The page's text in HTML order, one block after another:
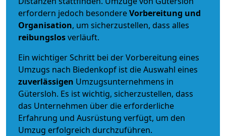
erfordern jedoch besondereVorbereitung und
Organisation, um sicherzustellen, dass alles
reibungslosverläuft.
Ein wichtiger Schritt bei der Vorbereitung eines
Umzugs nach Biedenkopf ist die Auswahl eines
zuverlässigen Umzugsunternehmens in
Gütersloh. Es ist wichtig, sicherzustellen, dass
das Unternehmen über die erforderliche
Erfahrung und Ausrüstung verfügt, um den
Umzug erfolgreich durchzuführen.